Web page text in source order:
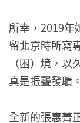
所幸，2019年
留北京時所寫
（困）境，
真是振聾發聵。
全新的張惠菁